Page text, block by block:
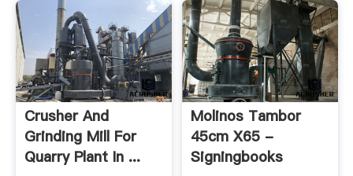
Crusher And
Grinding Mill For
Quarry Plant In ...
Molinos Tambor
45cm X65 -
Signingbooks